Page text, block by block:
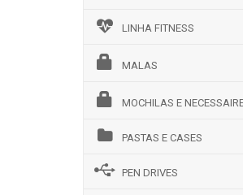
LINHA FITNESS
MALAS
MOCHILAS E
PASTAS E CASES
PEN DRIVES